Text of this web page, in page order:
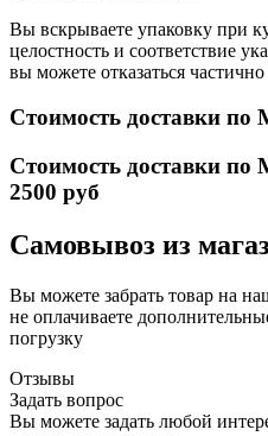
Вы вскрываете упаковку при
целостность и соответствие
вы можете отказаться
Стоимость доставки по
Стоимость доставки по
2500 руб
Самовывоз из
Вы можете забрать товар на
не оплачиваете
погрузку
Отзывы
Задать вопрос
Вы можете задать любой